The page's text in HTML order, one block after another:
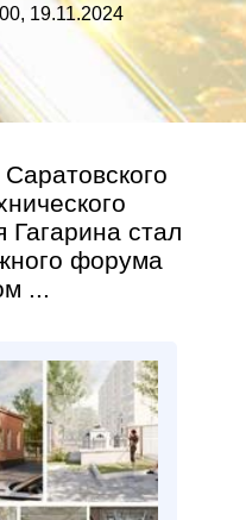
19.11.2024
стал
форума
...